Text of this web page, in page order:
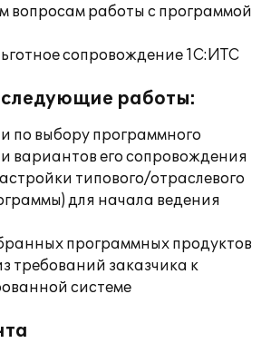
вопросам работы с программой
сопровождение 1С:ИТС
работы:
по выбору программного
вариантов его сопровождения
типового/отраслевого
для начала ведения
программных продуктов
требований заказчика к
системе